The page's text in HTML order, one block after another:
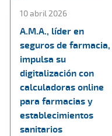
10 abril 2026
A.M.A., líder en
seguros de farmacia,
impulsa su
digitalización con
calculadoras online
para farmacias y
establecimientos
sanitarios